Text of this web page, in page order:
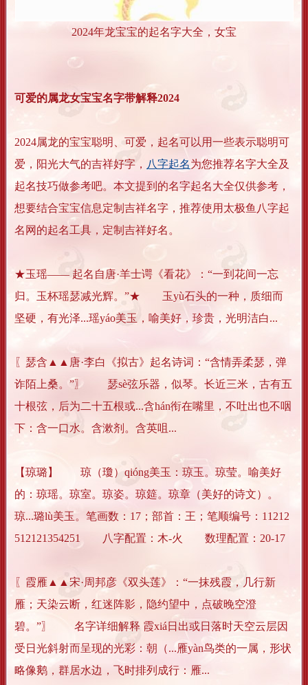
2024年龙宝宝的起名字大全，女宝
可爱的属龙女宝宝名字带解释2024
2024属龙的宝宝聪明、可爱，起名可以用一些表示聪明可
爱，阳光大气的吉祥好字， 八字起名为您推荐名字大全及
起名技巧做参考吧。本文提到的名字起名大全仅供参考，
想要结合宝宝信息定制吉祥名字，推荐使用太极鱼八字起
名网的起名工具，定制吉祥好名。
★玉瑶—— 起名自唐·羊士谔《看花》：“一到花间一忘
归。玉杯瑶瑟减光辉。”★ 玉yù石头的一种，质细而
坚硬，有光泽...瑶yáo美玉，喻美好，珍贵，光明洁白...
〖瑟含▲▲唐·李白《拟古》起名诗词：“含情弄柔瑟，弹
诈陌上桑。”〗 瑟sè弦乐器，似琴。长近三米，古有五
十根弦，后为二十五根或...含hán衔在嘴里，不吐出也不咽
下：含一口水。含漱剂。含英咀...
【琼璐】 琼（瓊）qióng美玉：琼玉。琼莹。喻美好
的：琼瑶。琼室。琼姿。琼筵。琼章（美好的诗文）。
琼...璐lù美玉。笔画数：17；部首：王；笔顺编号：11212
512121354251 八字配置：木-火 数理配置：20-17
〖霞雁▲▲宋·周邦彦《双头莲》：“一抹残霞，几行新
雁；天染云断，红迷阵影，隐约望中，点破晚空澄
碧。”〗 名字详细解释 霞xiá日出或日落时天空云层因
受日光斜射而呈现的光彩：朝（...雁yàn鸟类的一属，形状
略像鹅，群居水边，飞时排列成行：雁...